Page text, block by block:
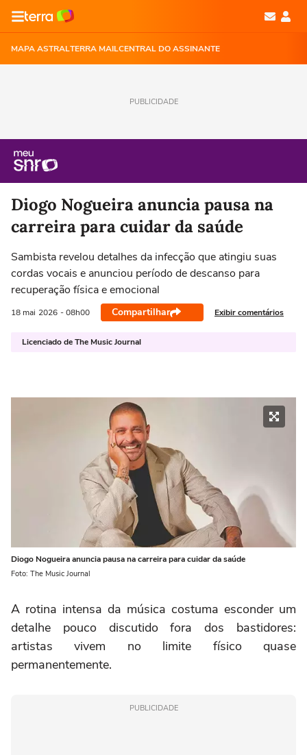
MAPA ASTRALTERRA MAILCENTRAL DO ASSINANTE
PUBLICIDADE
Diogo Nogueira anuncia pausa na
carreira para cuidar da saúde
Sambista revelou detalhes da infecção que atingiu suas
cordas vocais e anunciou período de descanso para
recuperação física e emocional
18 mai 2026 - 08h00 Compartilhar Exibir comentários
Licenciado de The Music Journal
Diogo Nogueira anuncia pausa na carreira para cuidar da saúde
Foto: The Music Journal
A rotina intensa da música costuma esconder um
detalhe pouco discutido fora dos bastidores:
artistas vivem no limite físico quase
permanentemente.
PUBLICIDADE